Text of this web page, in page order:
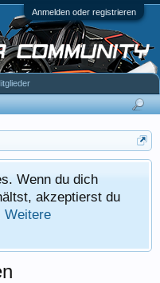
Anmelden oder registrieren
Wenn du dich
akzeptierst du
Weitere